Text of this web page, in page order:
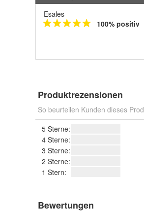
Esales
100% positiv
Produktrezensionen
So beurteilen Kunden dieses
5 Sterne:
4 Sterne:
3 Sterne:
2 Sterne:
1 Stern:
Bewertungen